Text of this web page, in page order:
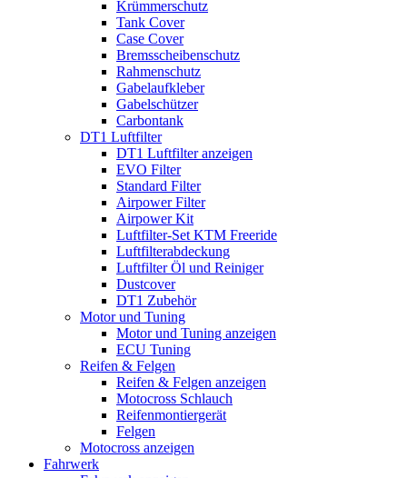
Krümmerschutz
Tank Cover
Case Cover
Bremsscheibenschutz
Rahmenschutz
Gabelaufkleber
Gabelschützer
Carbontank
DT1 Luftfilter
DT1 Luftfilter anzeigen
EVO Filter
Standard Filter
Airpower Filter
Airpower Kit
Luftfilter-Set KTM Freeride
Luftfilterabdeckung
Luftfilter Öl und Reiniger
Dustcover
DT1 Zubehör
Motor und Tuning
Motor und Tuning anzeigen
ECU Tuning
Reifen & Felgen
Reifen & Felgen anzeigen
Motocross Schlauch
Reifenmontiergerät
Felgen
Motocross anzeigen
Fahrwerk